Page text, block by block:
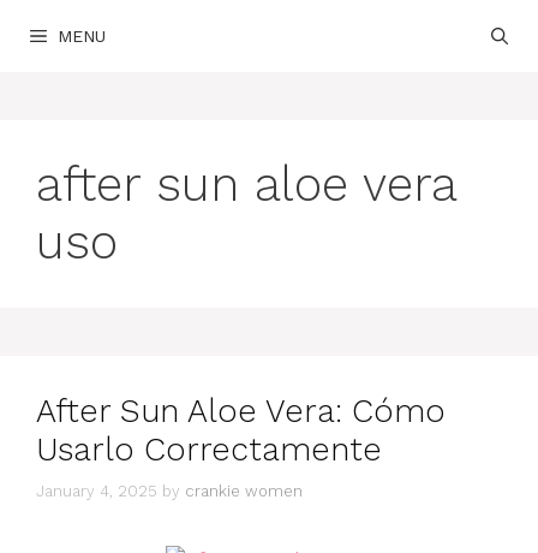
MENU
after sun aloe vera
uso
After Sun Aloe Vera: Cómo
Usarlo Correctamente
January 4, 2025 by crankie women